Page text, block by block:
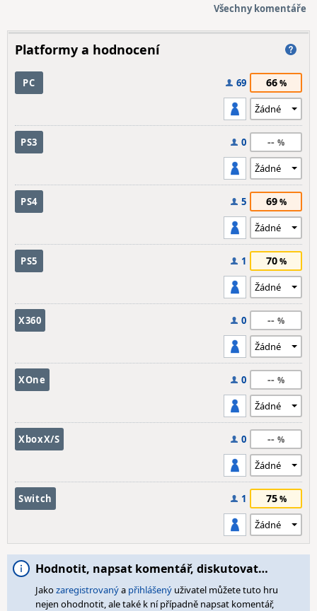
Všechny komentáře
Platformy a hodnocení
PC 69 66
PS3 0 --
PS4 5 69
PS5 1 70
X360 0 --
XOne 0 --
XboxX/S 0 --
Switch 1 75
Hodnotit, napsat komentář, diskutovat…
Jakozaregistrovanýa přihlášený uživatel můžete tuto hru
nejen ohodnotit, ale také k ní případně napsat komentář,